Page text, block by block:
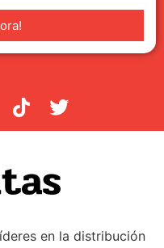
en la distribución